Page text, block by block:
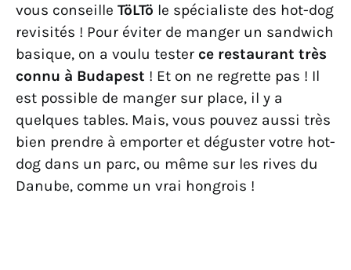
vous conseille TöLTö le spécialiste des hot-dog
revisités ! Pour éviter de manger un sandwich
basique, on a voulu tester ce restaurant très
connu à Budapest ! Et on ne regrette pas ! Il
est possible de manger sur place, il y a
quelques tables. Mais, vous pouvez aussi très
bien prendre à emporter et déguster votre hot-
dog dans un parc, ou même sur les rives du
Danube, comme un vrai hongrois !